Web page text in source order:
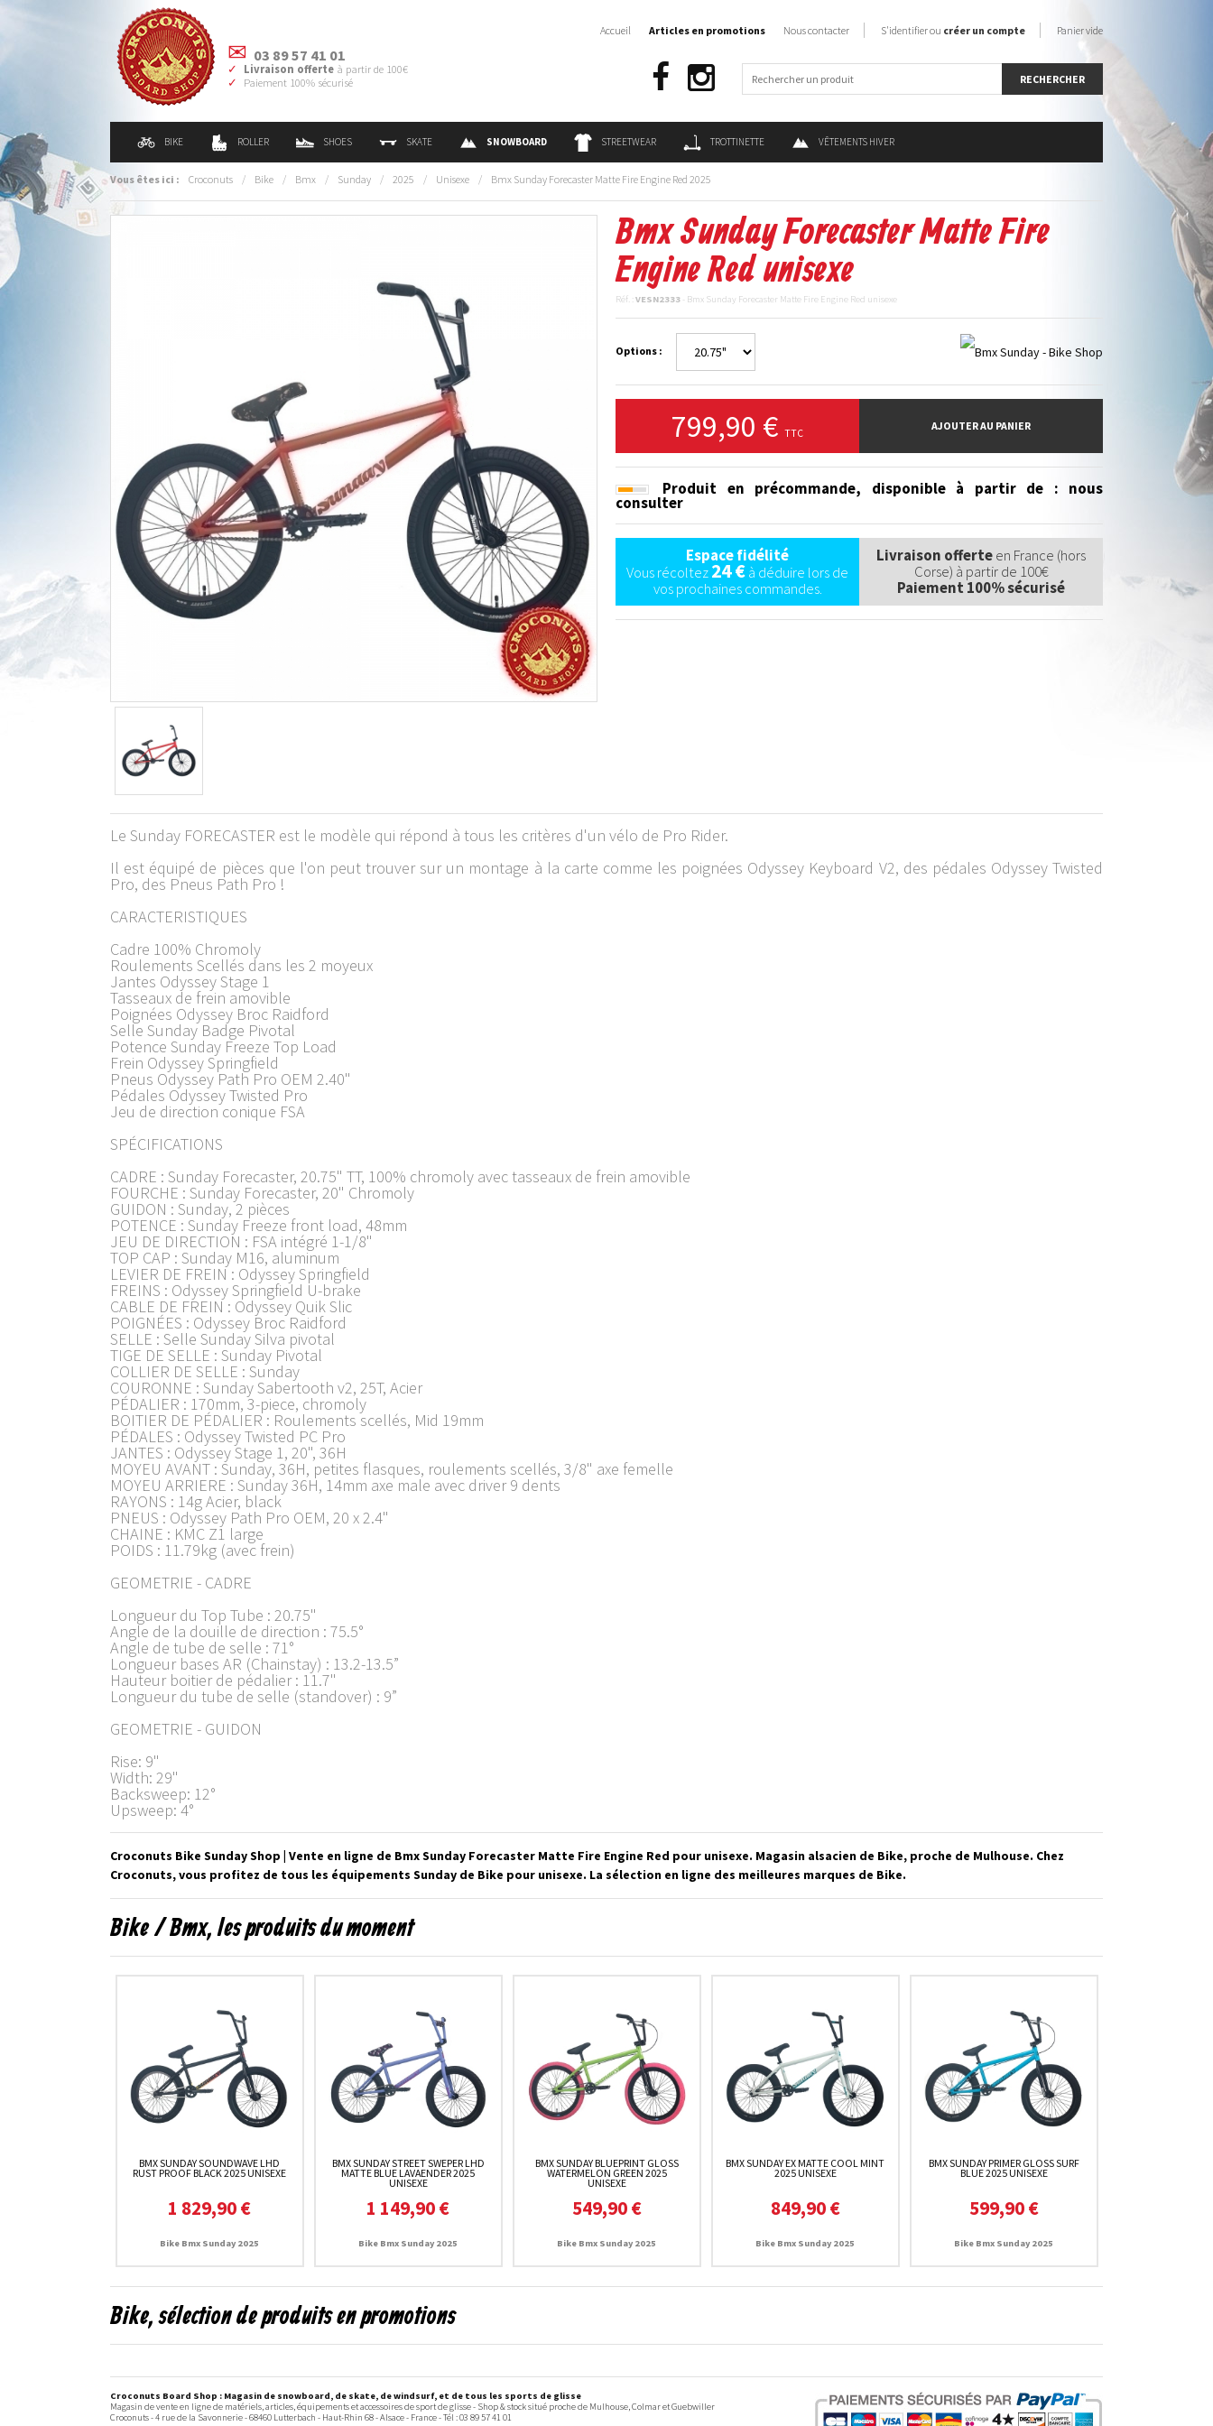
03 89 57 41 01
Livraison offerte à partir de 100€
Paiement 100% sécurisé
BIKE ROLLER SHOES SKATE SNOWBOARD STREETWEAR TROTTINETTE VÊTEMENTS HIVER
Accueil Articles en promotions Nous contacter S'identifier ou créer un compte Panier vide
Vous êtes ici : Croconuts / Bike / Bmx / Sunday / 2025 / Unisexe / Bmx Sunday Forecaster Matte Fire Engine Red 2025
Bmx Sunday Forecaster Matte Fire
Engine Red unisexe
Réf. :VESN2333 - Bmx Sunday Forecaster Matte Fire Engine Red unisexe
Options :
799,90 € TTC
AJOUTER AU PANIER
Produit en précommande, disponible à partir de : nous
consulter
Espace fidélité
Vous récoltez24 €à déduire lors de
vos prochaines commandes.
Livraison offerteen France (hors
Corse) à partir de 100€
Paiement 100% sécurisé
Le Sunday FORECASTER est le modèle qui répond à tous les critères d'un vélo de Pro Rider.
Il est équipé de pièces que l'on peut trouver sur un montage à la carte comme les poignées Odyssey Keyboard V2, des pédales Odyssey Twisted
Pro, des Pneus Path Pro !
CARACTERISTIQUES
Cadre 100% Chromoly
Roulements Scellés dans les 2 moyeux
Jantes Odyssey Stage 1
Tasseaux de frein amovible
Poignées Odyssey Broc Raidford
Selle Sunday Badge Pivotal
Potence Sunday Freeze Top Load
Frein Odyssey Springfield
Pneus Odyssey Path Pro OEM 2.40"
Pédales Odyssey Twisted Pro
Jeu de direction conique FSA
SPÉCIFICATIONS
CADRE : Sunday Forecaster, 20.75" TT, 100% chromoly avec tasseaux de frein amovible
FOURCHE : Sunday Forecaster, 20" Chromoly
GUIDON : Sunday, 2 pièces
POTENCE : Sunday Freeze front load, 48mm
JEU DE DIRECTION : FSA intégré 1-1/8"
TOP CAP : Sunday M16, aluminum
LEVIER DE FREIN : Odyssey Springfield
FREINS : Odyssey Springfield U-brake
CABLE DE FREIN : Odyssey Quik Slic
POIGNÉES : Odyssey Broc Raidford
SELLE : Selle Sunday Silva pivotal
TIGE DE SELLE : Sunday Pivotal
COLLIER DE SELLE : Sunday
COURONNE : Sunday Sabertooth v2, 25T, Acier
PÉDALIER : 170mm, 3-piece, chromoly
BOITIER DE PÉDALIER : Roulements scellés, Mid 19mm
PÉDALES : Odyssey Twisted PC Pro
JANTES : Odyssey Stage 1, 20", 36H
MOYEU AVANT : Sunday, 36H, petites flasques, roulements scellés, 3/8" axe femelle
MOYEU ARRIERE : Sunday 36H, 14mm axe male avec driver 9 dents
RAYONS : 14g Acier, black
PNEUS : Odyssey Path Pro OEM, 20 x 2.4"
CHAINE : KMC Z1 large
POIDS : 11.79kg (avec frein)
GEOMETRIE - CADRE
Longueur du Top Tube : 20.75"
Angle de la douille de direction : 75.5°
Angle de tube de selle : 71°
Longueur bases AR (Chainstay) : 13.2-13.5”
Hauteur boitier de pédalier : 11.7"
Longueur du tube de selle (standover) : 9”
GEOMETRIE - GUIDON
Rise: 9"
Width: 29"
Backsweep: 12°
Upsweep: 4°
Croconuts Bike Sunday Shop | Vente en ligne de Bmx Sunday Forecaster Matte Fire Engine Red pour unisexe. Magasin alsacien de Bike, proche de Mulhouse. Chez
Croconuts, vous profitez de tous les équipements Sunday de Bike pour unisexe. La sélection en ligne des meilleures marques de Bike.
Bike / Bmx, les produits du moment
BMX SUNDAY SOUNDWAVE LHD
RUST PROOF BLACK 2025 UNISEXE
1 829,90 €
Bike Bmx Sunday 2025
BMX SUNDAY STREET SWEPER LHD
MATTE BLUE LAVAENDER 2025
UNISEXE
1 149,90 €
Bike Bmx Sunday 2025
BMX SUNDAY BLUEPRINT GLOSS
WATERMELON GREEN 2025
UNISEXE
549,90 €
Bike Bmx Sunday 2025
BMX SUNDAY EX MATTE COOL MINT
2025 UNISEXE
849,90 €
Bike Bmx Sunday 2025
BMX SUNDAY PRIMER GLOSS SURF
BLUE 2025 UNISEXE
599,90 €
Bike Bmx Sunday 2025
Bike, sélection de produits en promotions
Croconuts Board Shop : Magasin de snowboard, de skate, de windsurf, et de tous les sports de glisse
Magasin de vente en ligne de matériels, articles, équipements et accessoires de sport de glisse - Shop & stock situé proche de Mulhouse, Colmar et Guebwiller
Croconuts -4 rue de la Savonnerie-68460 Lutterbach - Haut-Rhin 68 -Alsace- France- Tél :03 89 57 41 01